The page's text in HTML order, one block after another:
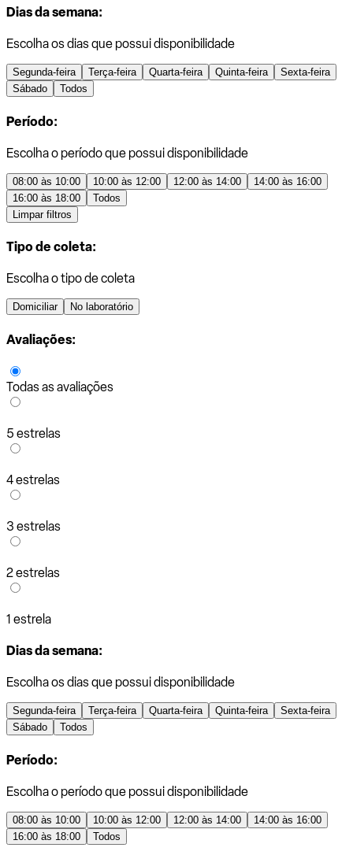
Dias da semana:
Escolha os dias que possui disponibilidade
Segunda-feira Terça-feira Quarta-feira Quinta-feira
Sexta-feira
Sábado
Todos
Período:
Escolha o período que possui disponibilidade
08:00 às 10:00 10:00 às 12:00 12:00 às 14:00
14:00 às 16:00
16:00 às 18:00
Todos
Limpar filtros
Tipo de coleta:
Escolha o tipo de coleta
Domiciliar No laboratório
Avaliações:
Todas as avaliações
5 estrelas
4 estrelas
3 estrelas
2 estrelas
1 estrela
Dias da semana:
Escolha os dias que possui disponibilidade
Segunda-feira Terça-feira Quarta-feira Quinta-feira
Sexta-feira
Sábado
Todos
Período:
Escolha o período que possui disponibilidade
08:00 às 10:00 10:00 às 12:00 12:00 às 14:00
14:00 às 16:00
16:00 às 18:00
Todos